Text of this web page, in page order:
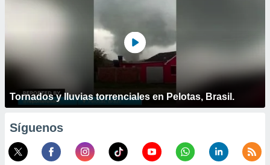
Tornados y lluvias torrenciales en Pelotas, Brasil.
Síguenos